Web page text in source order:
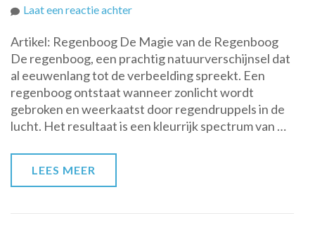
Laat een reactie achterop
betoverende
kleuren
van
de
regenboog
Artikel: Regenboog De Magie van de Regenboog
De regenboog, een prachtig natuurverschijnsel dat
al eeuwenlang tot de verbeelding spreekt. Een
regenboog ontstaat wanneer zonlicht wordt
gebroken en weerkaatst door regendruppels in de
lucht. Het resultaat is een kleurrijk spectrum van …
LEES MEER